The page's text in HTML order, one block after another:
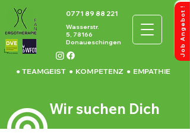
0771 89 88 221
Wasserstr.
5, 78166
Donaueschingen
!
J
o
b
A
n
g
e
b
o
t
● TEAMGEIST ● KOMPETENZ ● EMPATHIE
Wirsuchen Dich